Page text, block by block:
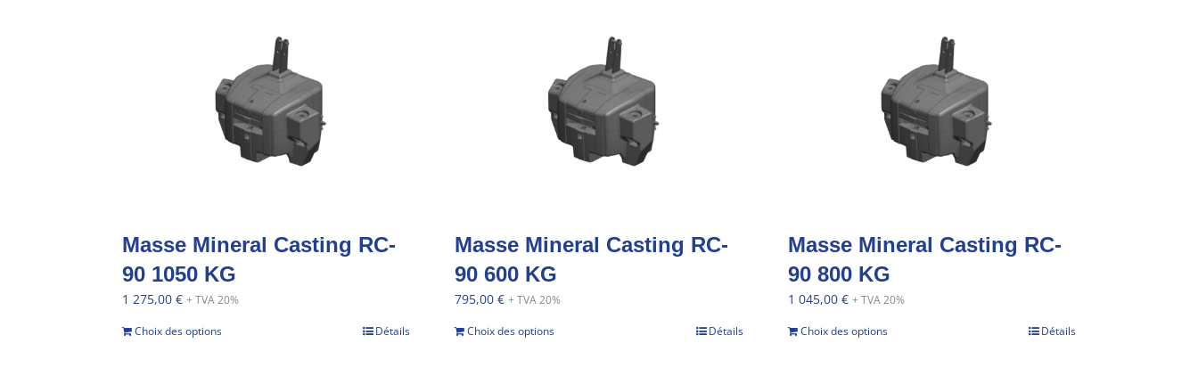
Masse Mineral Casting RC-
90 1050 KG
1 275,00 € + TVA 20%
Choix des options Détails
Masse Mineral Casting RC-
90 600 KG
795,00€ + TVA 20%
Choix des options Détails
Masse Mineral Casting RC-
90 800 KG
1 045,00 € + TVA 20%
Choix des options Détails